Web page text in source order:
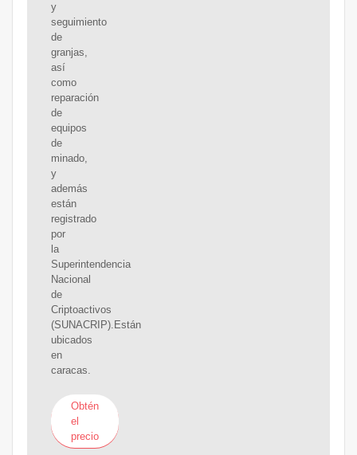
y
seguimiento
de
granjas,
así
como
reparación
de
equipos
de
minado,
y
además
están
registrado
por
la
Superintendencia
Nacional
de
Criptoactivos
(SUNACRIP).Están
ubicados
en
caracas.
Obtén
el
precio